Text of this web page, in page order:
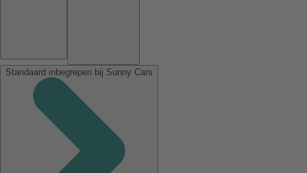
Standaard inbegrepen bij Sunny Cars